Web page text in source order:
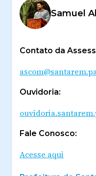
Samuel
Contato da
Ouvidoria:
Fale Conosco:
Acesse aqui